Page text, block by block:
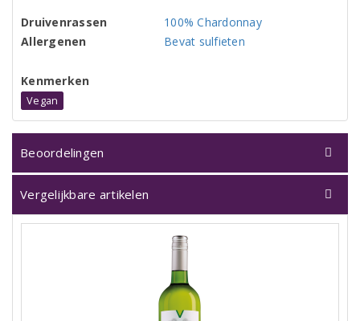
Druivenrassen
100% Chardonnay
Allergenen
Bevat sulfieten
Kenmerken
Vegan
Beoordelingen
Vergelijkbare artikelen